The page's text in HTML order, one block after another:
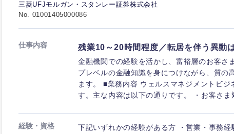
不動産専門職
建設・施工管理
三菱UFJモルガン・スタンレー証券株式会社
No. 01001405000086
仕事内容 残業10～20時間程度／転居を伴う異動
金融機関での経験を活かし、富裕層のお客さ
プレベルの金融知識を身につけながら、質の
ます。 ■業務内容 ウェルスマネジメントビ
す。主な内容は以下の通りです。 ・お客さま
経験・資格
下記いずれかの経験がある方 ・営業・事務